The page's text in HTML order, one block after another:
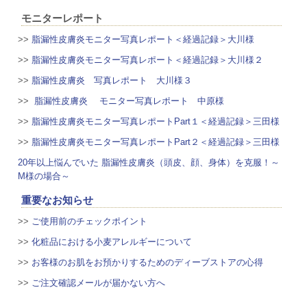
モニターレポート
>> 脂漏性皮膚炎モニター写真レポート＜経過記録＞大川様
>> 脂漏性皮膚炎モニター写真レポート＜経過記録＞大川様２
>> 脂漏性皮膚炎 写真レポート 大川様３
>>
脂漏性皮膚炎 モニター写真レポート 中原様
>> 脂漏性皮膚炎モニター写真レポートPart１＜経過記録＞三田様
>> 脂漏性皮膚炎モニター写真レポートPart２＜経過記録＞三田様
20年以上悩んでいた 脂漏性皮膚炎（頭皮、顔、身体）を克服！～
M様の場合～
重要なお知らせ
>> ご使用前のチェックポイント
>>化粧品における小麦アレルギーについて
>> お客様のお肌をお預かりするためのディーブストアの心得
>> ご注文確認メールが届かない方へ